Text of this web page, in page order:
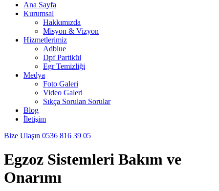
Ana Sayfa
Kurumsal
Hakkımızda
Misyon & Vizyon
Hizmetlerimiz
Adblue
Dpf Partikül
Egr Temizliği
Medya
Foto Galeri
Video Galeri
Sıkça Sorulan Sorular
Blog
İletişim
Bize Ulaşın 0536 816 39 05
Egzoz Sistemleri Bakım ve
Onarımı